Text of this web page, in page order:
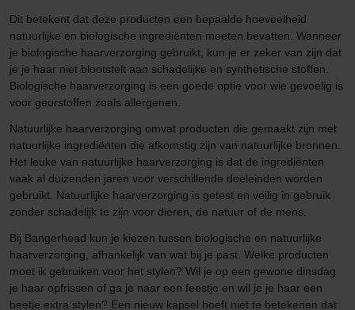
Dit betekent dat deze producten een bepaalde hoeveelheid
natuurlijke en biologische ingrediënten moeten bevatten. Wanneer
je biologische haarverzorging gebruikt, kun je er zeker van zijn dat
je je haar niet blootstelt aan schadelijke en synthetische stoffen.
Biologische haarverzorging is een goede optie voor wie gevoelig is
voor geurstoffen zoals allergenen.
Natuurlijke haarverzorging omvat producten die gemaakt zijn met
natuurlijke ingrediënten die afkomstig zijn van natuurlijke bronnen.
Het leuke van natuurlijke haarverzorging is dat de ingrediënten
vaak al duizenden jaren voor verschillende doeleinden worden
gebruikt. Natuurlijke haarverzorging is getest en veilig in gebruik
zonder schadelijk te zijn voor dieren, de natuur of de mens.
Bij Bangerhead kun je kiezen tussen biologische en natuurlijke
haarverzorging, afhankelijk van wat bij je past. Welke producten
moet ik gebruiken voor het stylen? Wil je op een gewone dinsdag
je haar opfrissen of ga je naar een feestje en wil je je haar een
beetje extra stylen? Een nieuw kapsel hoeft niet te betekenen dat